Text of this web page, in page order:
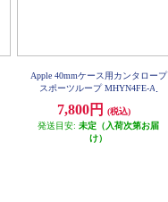
Apple 40mmケース用カンタロープ
スポーツループ MHYN4FE-A
7,800円
(税込)
発送目安: 未定（入荷次第お届
け）